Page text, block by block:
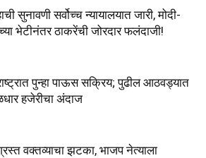
सुनावणी सर्वोच्च न्यायालयात जारी, मोदी-
भेटीनंतर ठाकरेंची जोरदार फलंदाजी!
पुन्हा पाऊस सक्रिय; पुढील आठवड्यात
हजेरीचा अंदाज
वक्तव्याचा झटका, भाजप नेत्याला